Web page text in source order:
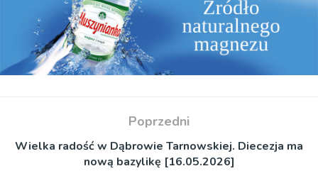
Poprzedni
Wielka radość w Dąbrowie Tarnowskiej. Diecezja ma
nową bazylikę [16.05.2026]